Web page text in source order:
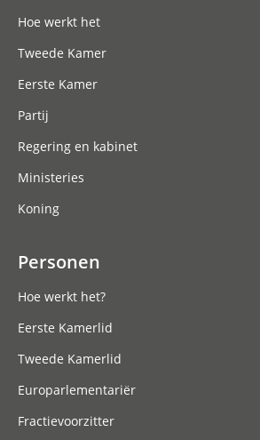
Hoe werkt het
Tweede Kamer
Eerste Kamer
Partij
Regering en kabinet
Ministeries
Koning
Personen
Hoe werkt het?
Eerste Kamerlid
Tweede Kamerlid
Europarlementariër
Fractievoorzitter